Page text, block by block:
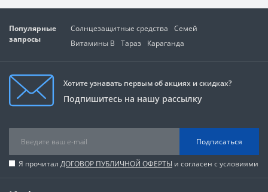
Популярные
запросы
Солнцезащитные средства
Семей
Витамины В
Тараз Караганда
Хотите узнавать первым об акциях и скидках?
Подпишитесь на нашу рассылку
Подписаться
Я прочитал ДОГОВОР ПУБЛИЧНОЙ ОФЕРТЫ и согласен с условиями